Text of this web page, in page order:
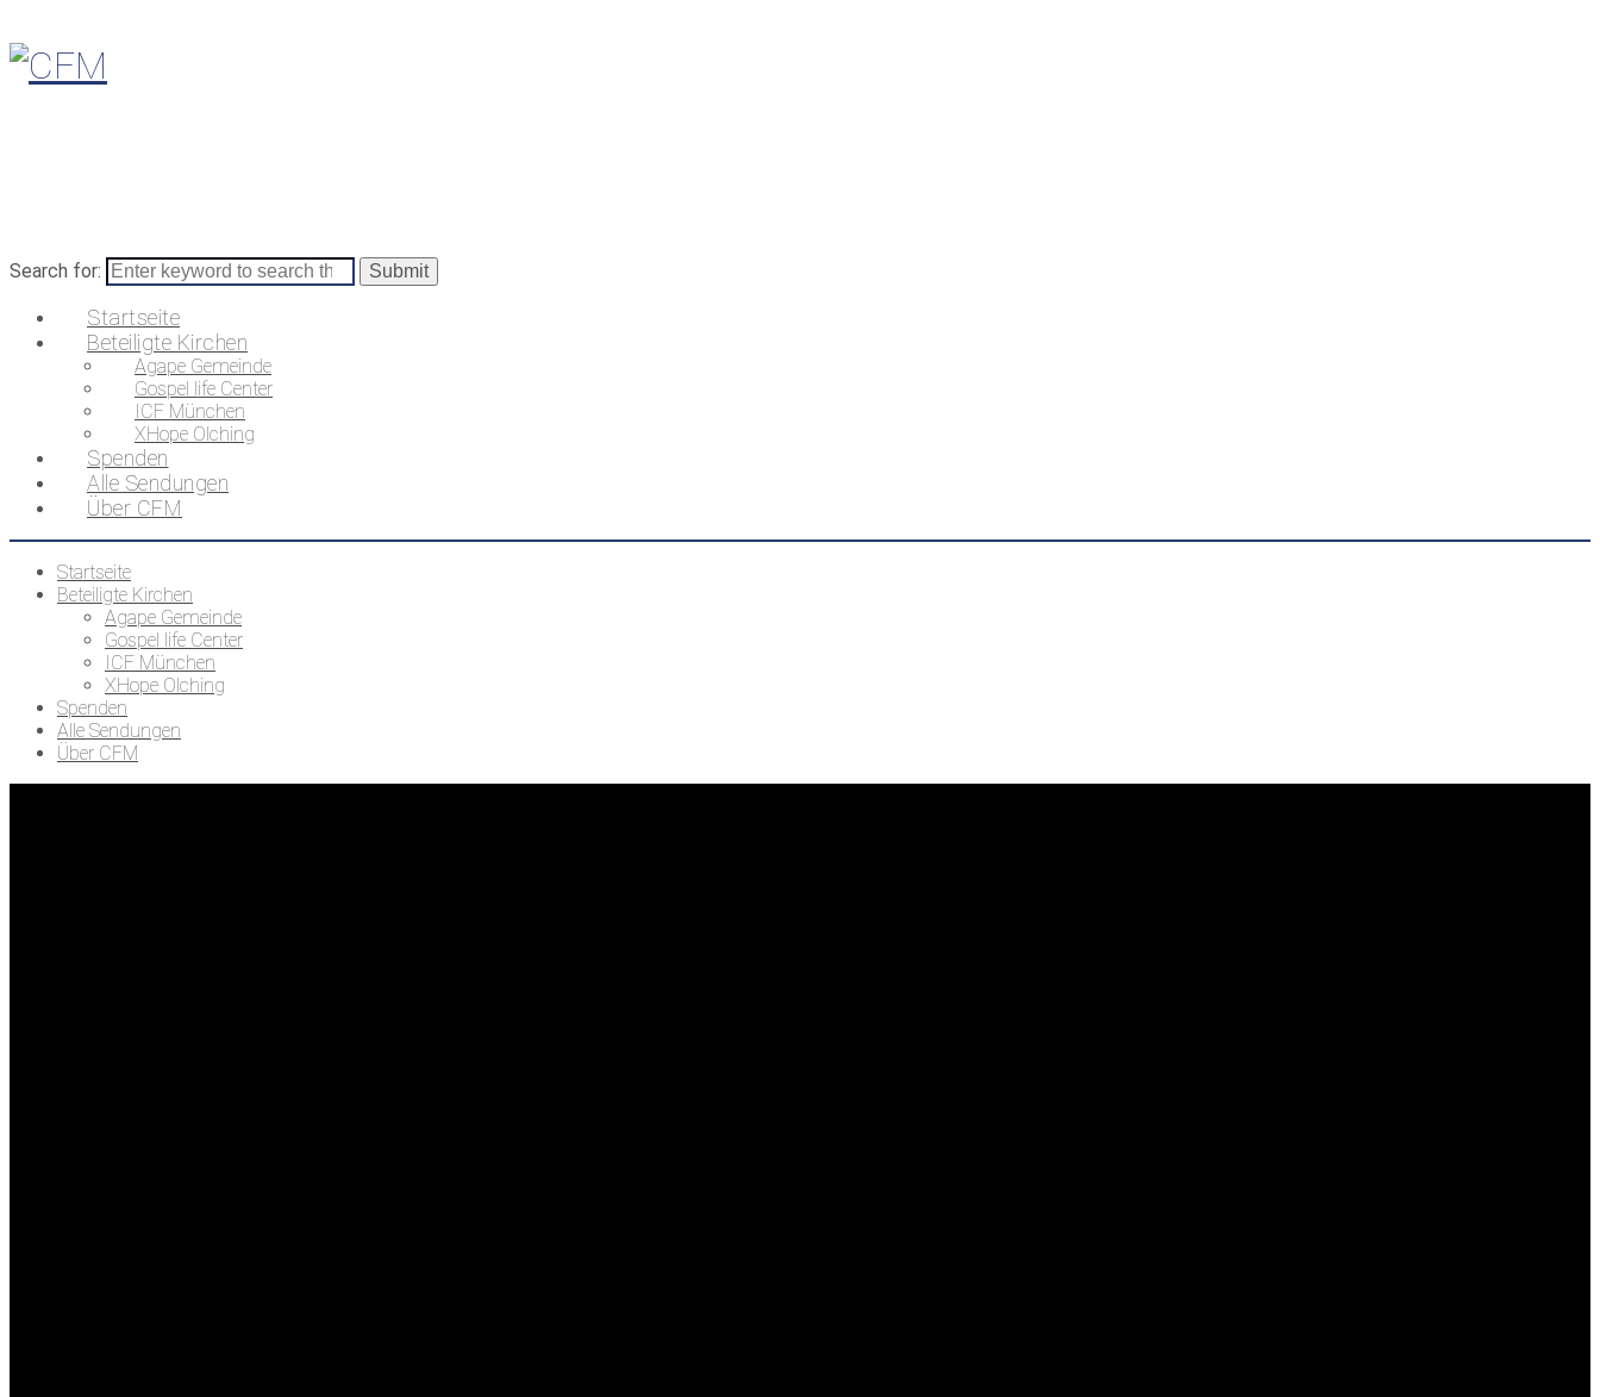
Search for:
Startseite
Beteiligte Kirchen
Agape Gemeinde
Gospel life Center
ICF München
XHope Olching
Spenden
Alle Sendungen
Über CFM
Startseite
Beteiligte Kirchen
Agape Gemeinde
Gospel life Center
ICF München
XHope Olching
Spenden
Alle Sendungen
Über CFM